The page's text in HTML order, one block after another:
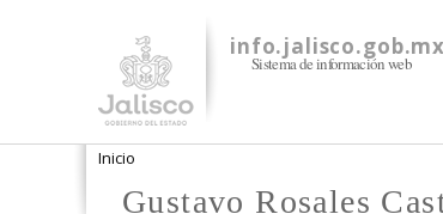
info.jalisco.gob.mx
Sistema de información web
Se encuentra usted aquí
Inicio
Gustavo Rosales